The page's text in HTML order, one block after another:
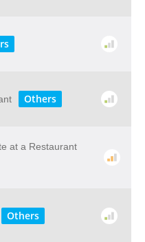
Others
at a Restaurant
Others